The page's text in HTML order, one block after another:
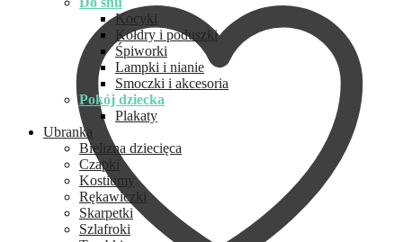
Kocyki
Kołdry i poduszki
Śpiworki
Lampki i nianie
Smoczki i akcesoria
Pokój dziecka
Plakaty
Ubranka
Bielizna dziecięca
Czapki
Kostiumy
Rękawiczki
Skarpetki
Szlafroki